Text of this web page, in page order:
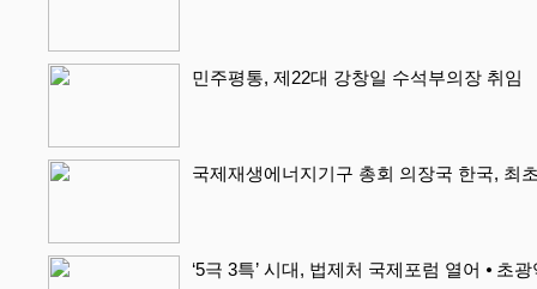
민주평통, 제22대 강창일 수석부의장 취임
국제재생에너지기구 총회 의장국 한국, 최
‘5극 3특’ 시대, 법제처 국제포럼 열어 ⦁ 초